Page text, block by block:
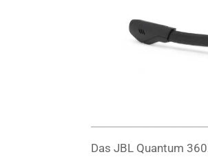
Das JBL Quantum